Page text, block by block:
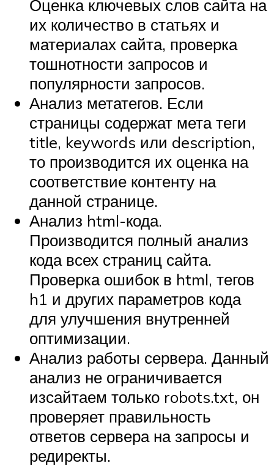
Оценка ключевых слов сайта на
их количество в статьях и
материалах сайта, проверка
тошнотности запросов и
популярности запросов.
Анализ метатегов. Если
страницы содержат мета теги
title, keywords или description,
то производится их оценка на
соответствие контенту на
данной странице.
Анализ html-кода.
Производится полный анализ
кода всех страниц сайта.
Проверка ошибок в html, тегов
h1 и других параметров кода
для улучшения внутренней
оптимизации.
Анализ работы сервера. Данный
анализ не ограничивается
изсайтаем только robots.txt, он
проверяет правильность
ответов сервера на запросы и
редиректы.